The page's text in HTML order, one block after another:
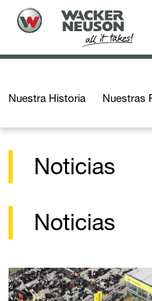
Nuestra Historia Nuestras
Noticias
Noticias